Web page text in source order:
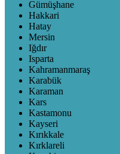
Gümüşhane
Hakkari
Hatay
Mersin
Iğdır
Isparta
Kahramanmaraş
Karabük
Karaman
Kars
Kastamonu
Kayseri
Kırıkkale
Kırklareli